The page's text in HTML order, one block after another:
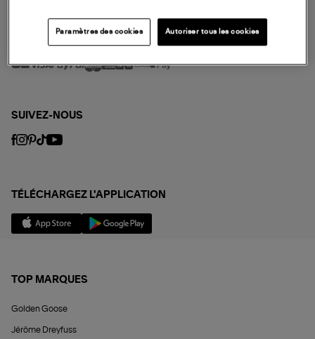
MODE DE PAIEMENT
SUIVEZ-NOUS
TÉLÉCHARGEZ L'APPLICATION
TOP MARQUES
Golden Goose
Jérôme Dreyfuss
Paramètres des cookies Autoriser tous les cookies